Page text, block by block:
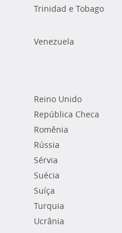
Trinidad e Tobago
Venezuela
Reino Unido
República Checa
Romênia
Rússia
Sérvia
Suécia
Suíça
Turquia
Ucrânia